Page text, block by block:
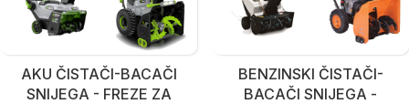
AKU ČISTAČI-BACAČI
SNIJEGA - FREZE ZA
BENZINSKI ČISTAČI-
BACAČI SNIJEGA -